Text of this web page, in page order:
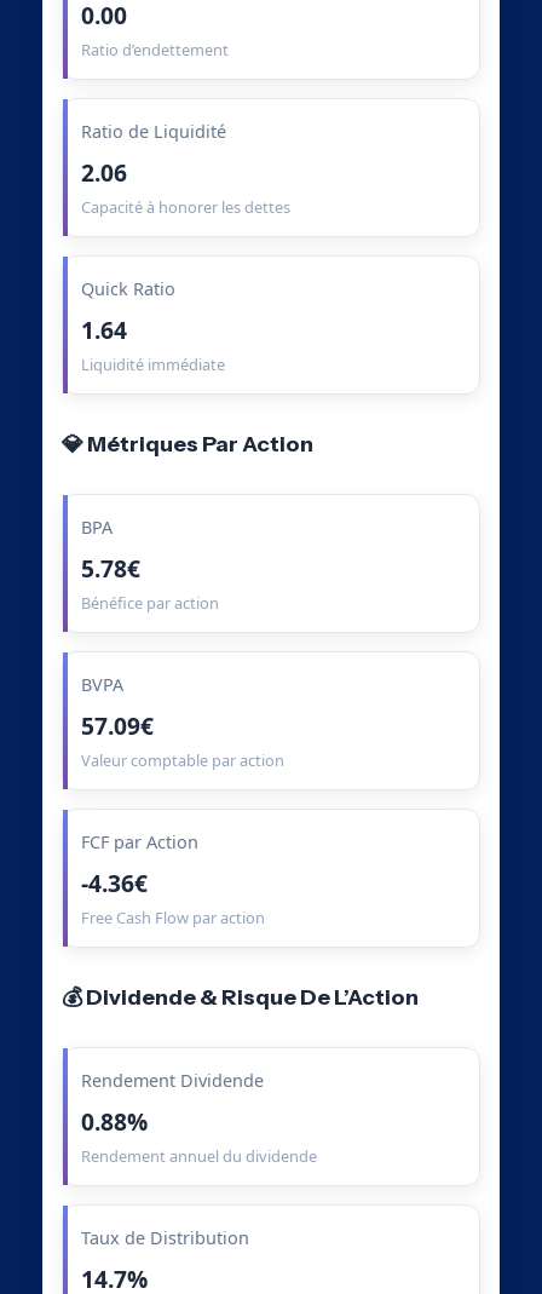
0.00
Ratio d’endettement
Ratio de Liquidité
2.06
Capacité à honorer les dettes
Quick Ratio
1.64
Liquidité immédiate
💎 Métriques Par Action
BPA
5.78€
Bénéfice par action
BVPA
57.09€
Valeur comptable par action
FCF par Action
-4.36€
Free Cash Flow par action
💰 Dividende & Risque De L’Action
Rendement Dividende
0.88%
Rendement annuel du dividende
Taux de Distribution
14.7%